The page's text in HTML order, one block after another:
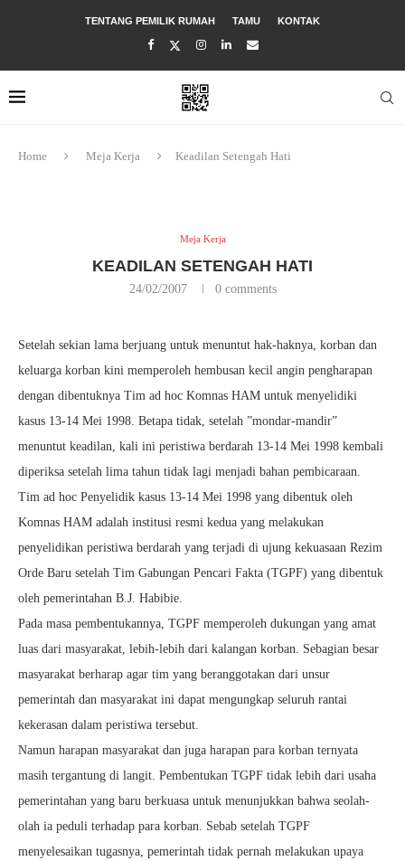
TENTANG PEMILIK RUMAH TAMU KONTAK
Home Meja Kerja Keadilan Setengah Hati
Meja Kerja
KEADILAN SETENGAH HATI
24/02/2007 0 comments
Setelah sekian lama berjuang untuk menuntut hak-haknya, korban dan
keluarga korban kini memperoleh hembusan kecil angin pengharapan
dengan dibentuknya Tim ad hoc Komnas HAM untuk menyelidiki
kasus 13-14 Mei 1998. Betapa tidak, setelah ”mondar-mandir”
menuntut keadilan, kali ini peristiwa berdarah 13-14 Mei 1998 kembali
diperiksa setelah lima tahun tidak lagi menjadi bahan pembicaraan.
Tim ad hoc Penyelidik kasus 13-14 Mei 1998 yang dibentuk oleh
Komnas HAM adalah institusi resmi kedua yang melakukan
penyelidikan peristiwa berdarah yang terjadi di ujung kekuasaan Rezim
Orde Baru setelah Tim Gabungan Pencari Fakta (TGPF) yang dibentuk
oleh pemerintahan B.J. Habibie.
Pada masa pembentukannya, TGPF memperoleh dukungan yang amat
luas dari masyarakat, lebih-lebih dari kalangan korban. Sebagian besar
masyarakat berharap agar tim yang beranggotakan dari unsur
pemerintah dan masyarakat ini dapat mengungkap seluruh rantai
kekerasan dalam peristiwa tersebut.
Namun harapan masyarakat dan juga harapan para korban ternyata
masih tergantung di langit. Pembentukan TGPF tidak lebih dari usaha
pemerintahan yang baru berkuasa untuk menunjukkan bahwa seolah-
olah ia peduli terhadap para korban. Sebab setelah TGPF
menyelesaikan tugasnya, pemerintah tidak pernah melakukan upaya